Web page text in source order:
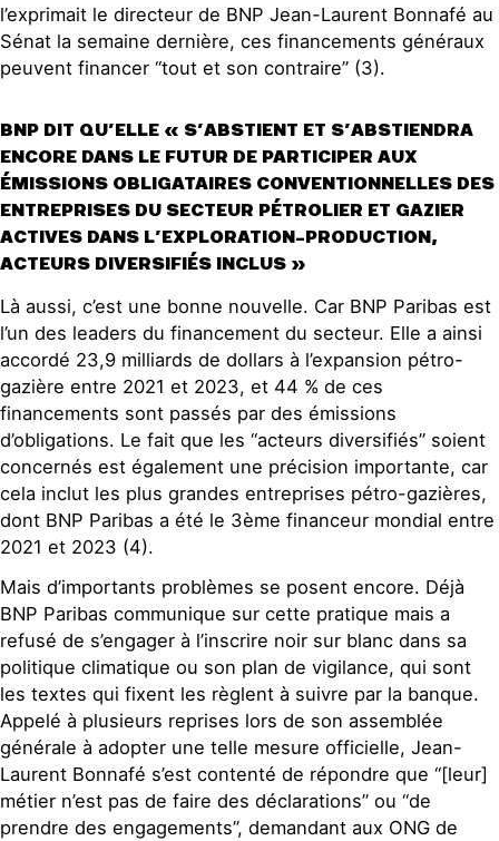
l’exprimait le directeur de BNP Jean-Laurent Bonnafé au
Sénat la semaine dernière, ces financements généraux
peuvent financer “tout et son contraire” (3).
BNP DIT QU’ELLE « S’ABSTIENT ET S’ABSTIENDRA
ENCORE DANS LE FUTUR DE PARTICIPER AUX
ÉMISSIONS OBLIGATAIRES CONVENTIONNELLES DES
ENTREPRISES DU SECTEUR PÉTROLIER ET GAZIER
ACTIVES DANS L’EXPLORATION-PRODUCTION,
ACTEURS DIVERSIFIÉS INCLUS »
Là aussi, c’est une bonne nouvelle. Car BNP Paribas est
l’un des leaders du financement du secteur. Elle a ainsi
accordé 23,9 milliards de dollars à l’expansion pétro-
gazière entre 2021 et 2023, et 44 % de ces
financements sont passés par des émissions
d’obligations. Le fait que les “acteurs diversifiés” soient
concernés est également une précision importante, car
cela inclut les plus grandes entreprises pétro-gazières,
dont BNP Paribas a été le 3ème financeur mondial entre
2021 et 2023 (4).
Mais d’importants problèmes se posent encore. Déjà
BNP Paribas communique sur cette pratique mais a
refusé de s’engager à l’inscrire noir sur blanc dans sa
politique climatique ou son plan de vigilance, qui sont
les textes qui fixent les règlent à suivre par la banque.
Appelé à plusieurs reprises lors de son assemblée
générale à adopter une telle mesure officielle, Jean-
Laurent Bonnafé s’est contenté de répondre que “[leur]
métier n’est pas de faire des déclarations” ou “de
prendre des engagements”, demandant aux ONG de